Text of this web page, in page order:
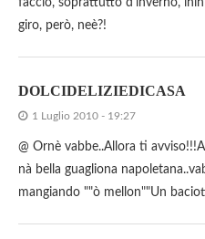
faccio, soprattutto d'inverno,
giro, però, neè?!
DOLCIDELIZIEDICASA
1 Luglio 2010 - 19:27
@ Ornè vabbe..Allora ti
nà bella guagliona
mangiando ""ò mellon""Un